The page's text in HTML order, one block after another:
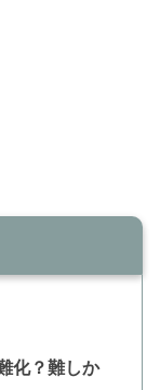
化？難しか